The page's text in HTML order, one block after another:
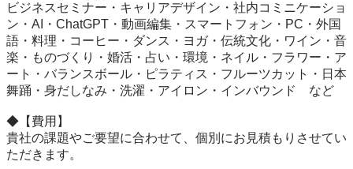
ビジネスセミナー・キャリアデザイン・社内コミニケーショ
ン・AI・ChatGPT・動画編集・スマートフォン・PC・外国
語・料理・コーヒー・ダンス・ヨガ・伝統文化・ワイン・音
楽・ものづくり・婚活・占い・環境・ネイル・フラワー・ア
ート・バランスボール・ピラティス・フルーツカット・日本
舞踊・身だしなみ・洗濯・アイロン・インバウンド　など
◆【費用】
貴社の課題やご要望に合わせて、個別にお見積もりさせてい
ただきます。